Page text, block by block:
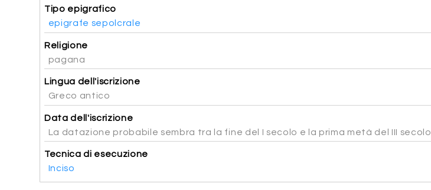
Tipo epigrafico
epigrafe sepolcrale
Religione
pagana
Lingua dell'iscrizione
Greco antico
Data dell'iscrizione
La datazione probabile sembra tra la fine del I secolo e la prima metà del III secolo.
Tecnica di esecuzione
Inciso